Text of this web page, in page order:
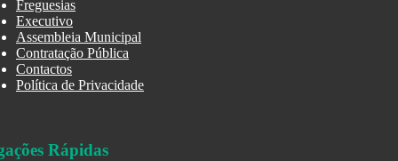
Freguesias
Executivo
Assembleia Municipal
Contratação Pública
Contactos
Política de Privacidade
Rápidas